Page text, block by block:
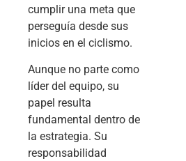
cumplir una meta que
perseguía desde sus
inicios en el ciclismo.
Aunque no parte como
líder del equipo, su
papel resulta
fundamental dentro de
la estrategia. Su
responsabilidad